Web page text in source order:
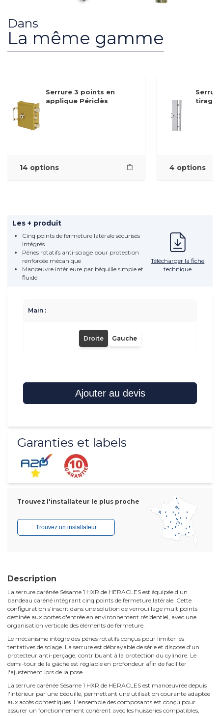
Dans
La même gamme
Serrure 3 points en
applique Périclès
14 options
tirage
4 options
Les + produit
Cinq points de fermeture latérale sécurisés
intégrés
Pênes rotatifs anti-sciage pour protection
renforcée mécanique
Manœuvre intérieure par béquille simple et
fluide
Télécharger la fiche
technique
Main :
Droite Gauche
Ajouter au devis
Garanties et labels
Trouvez l'installateur le plus proche
Trouvez un installateur
Description
La serrure carénée Sésame 1 HXR de HERACLES est équipée d'un
bandeau caréné intégrant cinq points de fermeture latérale. Cette
configuration s'inscrit dans une solution de verrouillage multipoints
destinée aux portes d'entrée en environnement résidentiel, avec une
organisation verticale des éléments de fermeture.
Le mécanisme intègre des pênes rotatifs conçus pour limiter les
tentatives de sciage. La serrure est débrayable de série et dispose d'un
protecteur anti-perçage, contribuant à la protection du cylindre. Le
demi-tour de la gâche est réglable en profondeur afin de faciliter
l'ajustement lors de la pose.
La serrure carénée Sésame 1 HXR de HERACLES est manœuvrée depuis
l'intérieur par une béquille, permettant une utilisation courante adaptée
aux accès domestiques. L'ensemble des composants est conçu pour
assurer un fonctionnement cohérent avec les huisseries compatibles,